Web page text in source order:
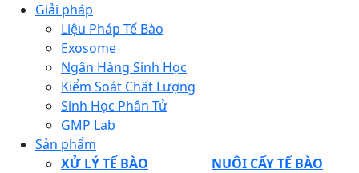
Giải pháp
Liệu Pháp Tế Bào
Exosome
Ngân Hàng Sinh Học
Kiểm Soát Chất Lượng
Sinh Học Phân Tử
GMP Lab
Sản phẩm
XỬ LÝ TẾ BÀO
NUÔI CẤY TẾ BÀO